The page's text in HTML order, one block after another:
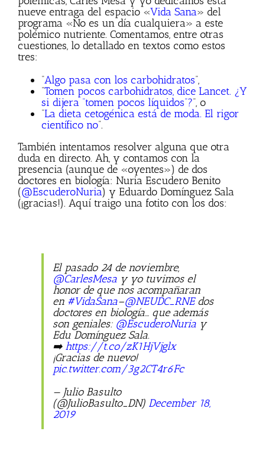
nueve entraga del espacio «Vida Sana» del
programa «No es un día cualquiera» a este
polémico nutriente. Comentamos, entre otras
cuestiones, lo detallado en textos como estos
tres:
“Algo pasa con los carbohidratos”,
“Tomen pocos carbohidratos, dice Lancet. ¿Y
si dijera “tomen pocos líquidos”?”, o
“La dieta cetogénica está de moda. El rigor
científico no”.
También intentamos resolver alguna que otra
duda en directo. Ah, y contamos con la
presencia (aunque de «oyentes») de dos
doctores en biología: Nuria Escudero Benito
(@EscuderoNuria) y Eduardo Domínguez Sala
(¡gracias!). Aquí traigo una fotito con los dos:
El pasado 24 de noviembre,
@CarlesMesa y yo tuvimos el
honor de que nos acompañaran
en #VidaSana–@NEUDC_RNEdos
doctores en biología… que además
son geniales: @EscuderoNuria y
Edu Domínguez Sala.
➡️ https://t.co/zK1HjVjglx
¡Gracias de nuevo!
pic.twitter.com/3g2CT4r6Fc
— Julio Basulto
(@JulioBasulto_DN) December 18,
2019